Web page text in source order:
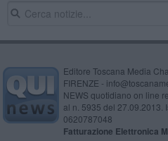
Editore Toscana Media
FIRENZE -
NEWS quotidiano on line
al n. 5935 del 27.09.2013.
0620787048
Fatturazione Elettronica